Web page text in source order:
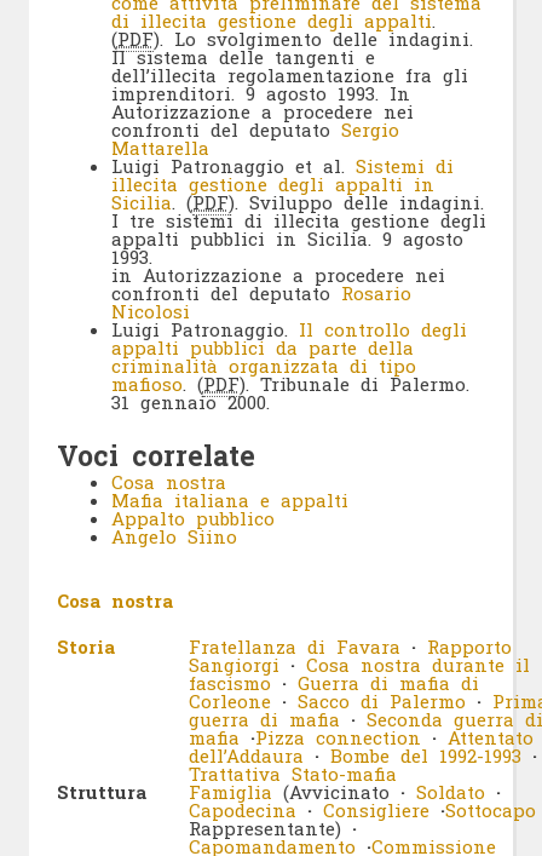
di illecita gestione degli appalti
(PDF). Lo svolgimento delle indagini.
Il sistema delle tangenti e
dell’illecita regolamentazione fra gli
imprenditori. 9 agosto 1993. In
Autorizzazione a procedere nei
confronti del deputato Sergio
Mattarella
Luigi Patronaggio et al. Sistemi di
illecita gestione degli appalti in
Sicilia . (PDF). Sviluppo delle indagini.
I tre sistemi di illecita gestione degli
appalti pubblici in Sicilia. 9 agosto
1993.
in Autorizzazione a procedere nei
confronti del deputato Rosario
Nicolosi
Luigi Patronaggio. Il controllo degli
appalti pubblici da parte della
criminalità organizzata di tipo
mafioso . (PDF). Tribunale di Palermo.
31 gennaio 2000.
Voci correlate
Cosa nostra
Mafia italiana e appalti
Appalto pubblico
Angelo Siino
Cosa nostra
Storia
Fratellanza di Favara · Rapporto
Sangiorgi · Cosa nostra durante il
fascismo · Guerra di mafia di
Corleone· Sacco di Palermo ·
guerra di mafia · Seconda guerra di
mafia ·Pizza connection · Attentato
dell’Addaura · Bombe del 1992-1993 ·
Trattativa Stato-mafia
Struttura Famiglia (Avvicinato · Soldato ·
Capodecina · Consigliere·Sottocapo
Rappresentante) ·
Capomandamento ·Commissione